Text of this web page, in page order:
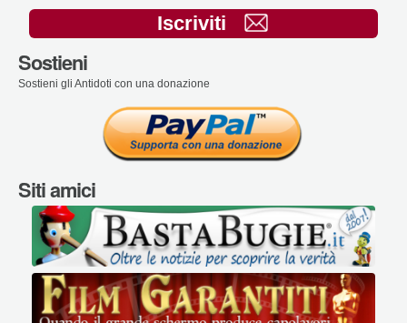
Iscriviti
Sostieni
Sostieni gli Antidoti con una donazione
Siti amici